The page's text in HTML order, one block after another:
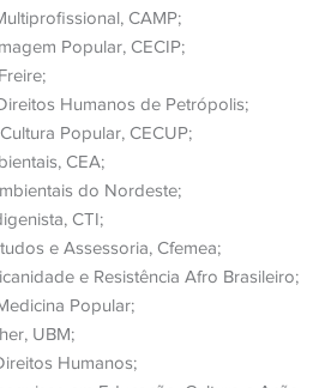
CAMP;
Popular, CECIP;
Humanos de Petrópolis;
Popular, CECUP;
CEA;
do Nordeste;
CTI;
e Assessoria, Cfemea;
e Resistência Afro Brasileiro;
Popular;
UBM;
Humanos;